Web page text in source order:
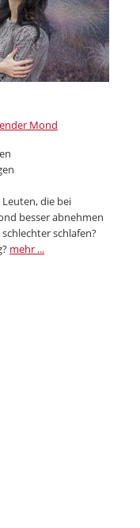
Mond
die bei
besser abnehmen
schlafen?
mehr ...